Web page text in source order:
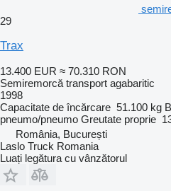
29
Trax
13.400 EUR ≈ 70.310 RON
Semiremorcă transport agabaritic
1998
Capacitate de încărcare 51.100 kg
pneumo/pneumo Greutate proprie
România, București
Laslo Truck Romania
Luați legătura cu vânzătorul